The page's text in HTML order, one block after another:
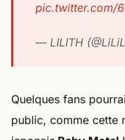
pic.twitter.com/
— LILITH
Quelques fans
public, comme cette